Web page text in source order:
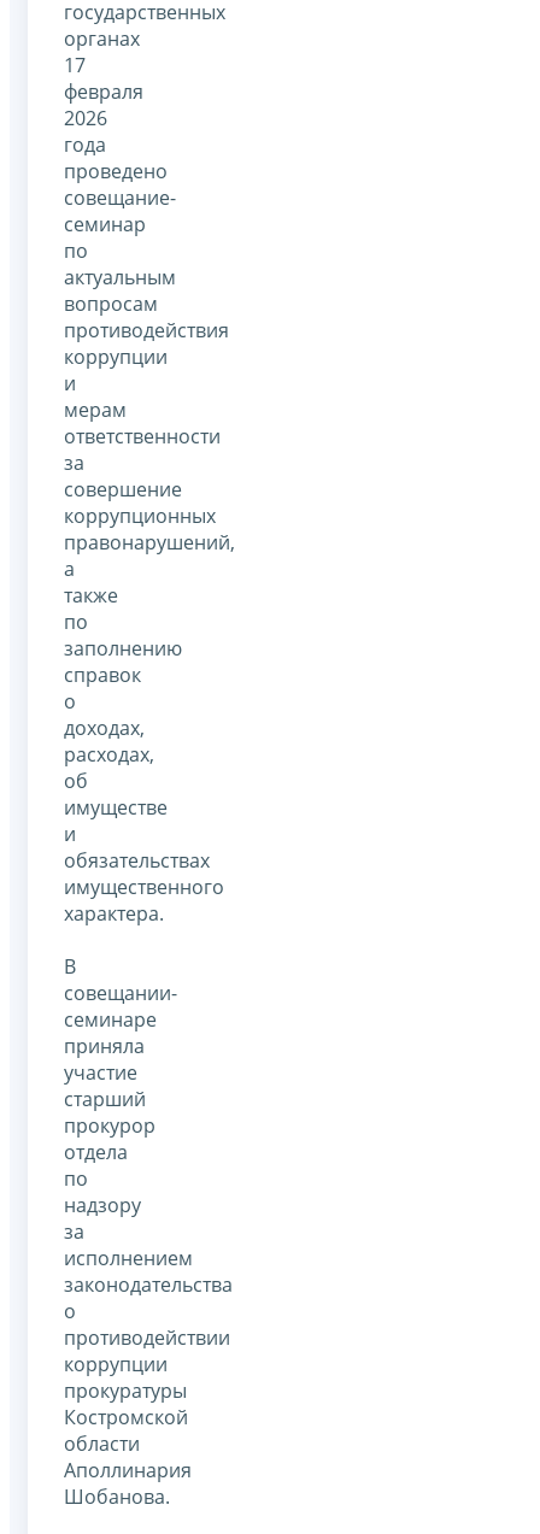
государственных
органах
17
февраля
2026
года
проведено
совещание-
семинар
по
актуальным
вопросам
противодействия
коррупции
и
мерам
ответственности
за
совершение
коррупционных
правонарушений,
а
также
по
заполнению
справок
о
доходах,
расходах,
об
имуществе
и
обязательствах
имущественного
характера.
В
совещании-
семинаре
приняла
участие
старший
прокурор
отдела
по
надзору
за
исполнением
законодательства
о
противодействии
коррупции
прокуратуры
Костромской
области
Аполлинария
Шобанова.